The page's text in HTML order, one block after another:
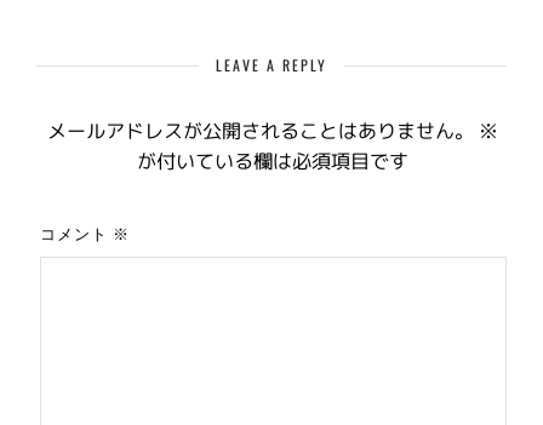
LEAVE A REPLY
メールアドレスが公開されることはありません。
※
が付いている欄は必須項目です
コメント ※